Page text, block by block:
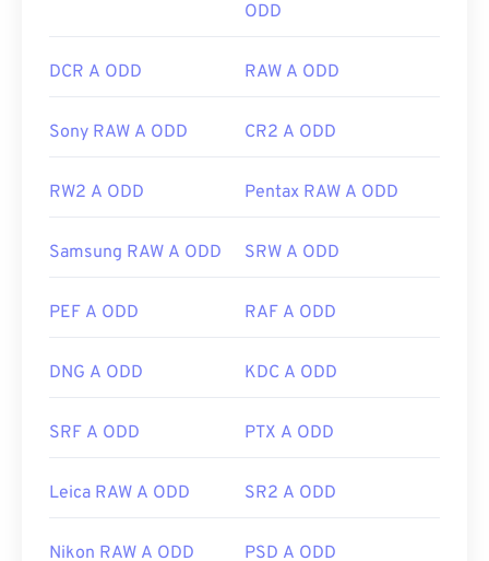
ODD
DCR A ODD RAW A ODD
Sony RAW A ODD CR2 A ODD
RW2 A ODD Pentax RAW A ODD
Samsung RAW A ODD SRW A ODD
PEF A ODD RAF A ODD
DNG A ODD KDC A ODD
SRF A ODD PTX A ODD
Leica RAW A ODD SR2 A ODD
Nikon RAW A ODD PSD A ODD